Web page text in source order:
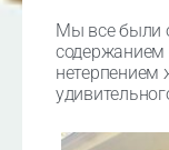
Мы все были
содержанием
нетерпением